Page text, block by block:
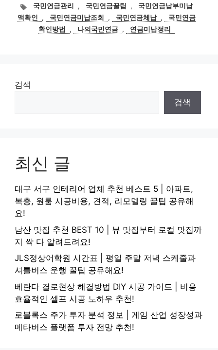
태
그
국민연금관리 , 국민연금꿀팁 ,
국민연금납부미납
액확인
, 국민연금미납조회 , 국민연금체납 ,
국민연금
확인방법
, 나의국민연금 , 연금미납정리
검색
검색
최신 글
대구 서구 인테리어 업체 추천 베스트 5 | 아파트,
복층, 원룸 시공비용, 견적, 리모델링 꿀팁 공유해
요!
남산 맛집 추천 BEST 10 | 뷰 맛집부터 로컬 맛집까
지 싹 다 알려드려요!
JLS정상어학원 시간표 | 평일 주말 저녁 스케줄과
셔틀버스 운행 꿀팁 공유해요!
베란다 결로현상 해결방법 DIY 시공 가이드 | 비용
효율적인 셀프 시공 노하우 추천!
로블록스 주가 투자 분석 정보 | 게임 산업 성장성과
메타버스 플랫폼 투자 전망 추천!